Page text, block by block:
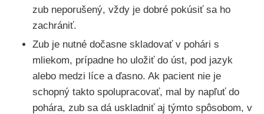
zub neporušený, vždy je dobré pokúsiť sa ho
zachrániť.
Zub je nutné dočasne skladovať v pohári s
mliekom, prípadne ho uložiť do úst, pod jazyk
alebo medzi líce a ďasno. Ak pacient nie je
schopný takto spolupracovať, mal by napľuť do
pohára, zub sa dá uskladniť aj týmto spôsobom, v